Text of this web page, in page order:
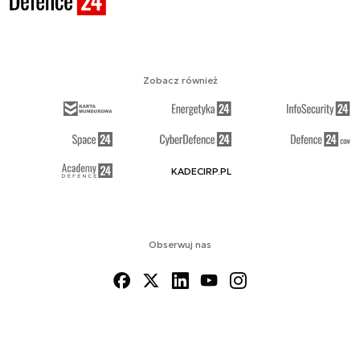
Obserwuj nas
Zobacz również
KADECIRP.PL